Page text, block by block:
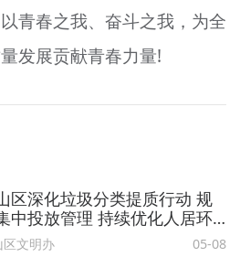
青春之我、奋斗之我，为全
发展贡献青春力量!
区深化垃圾分类提质行动 规
中投放管理 持续优化人居环
区文明办 05-08